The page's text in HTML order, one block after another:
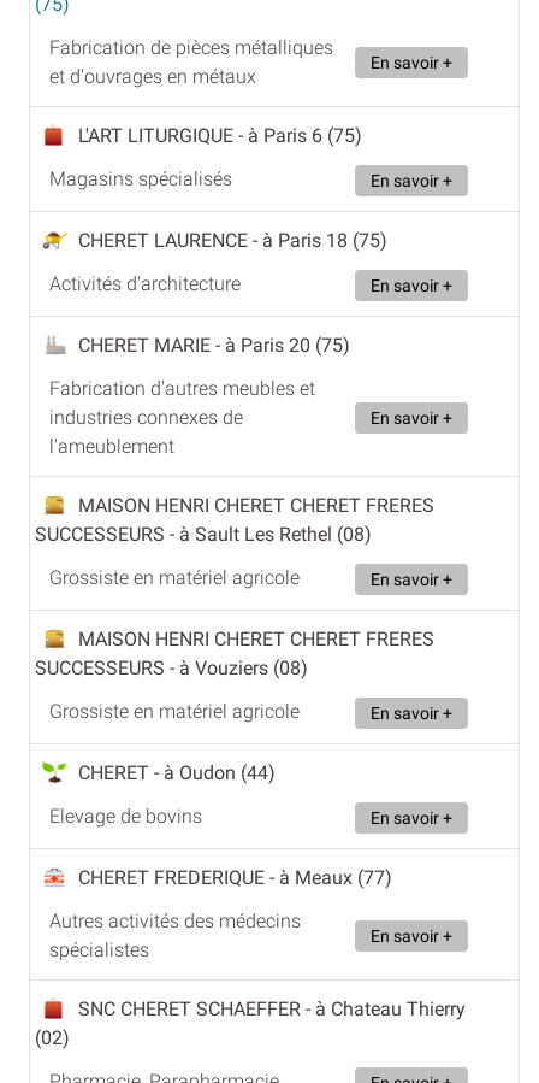
Fabrication de pièces métalliques
et d'ouvrages en métaux
En savoir +
L'ART LITURGIQUE - à Paris 6 (75)
Magasins spécialisés
En savoir +
CHERET LAURENCE - à Paris 18 (75)
Activités d'architecture
En savoir +
CHERET MARIE - à Paris 20 (75)
Fabrication d'autres meubles et
industries connexes de
l'ameublement
En savoir +
MAISON HENRI CHERET CHERET FRERES
SUCCESSEURS - à Sault Les Rethel (08)
Grossiste en matériel agricole
En savoir +
MAISON HENRI CHERET CHERET FRERES
SUCCESSEURS - à Vouziers (08)
Grossiste en matériel agricole
En savoir +
CHERET - à Oudon (44)
Elevage de bovins
En savoir +
CHERET FREDERIQUE - à Meaux (77)
Autres activités des médecins
spécialistes
En savoir +
SNC CHERET SCHAEFFER - à Chateau Thierry
(02)